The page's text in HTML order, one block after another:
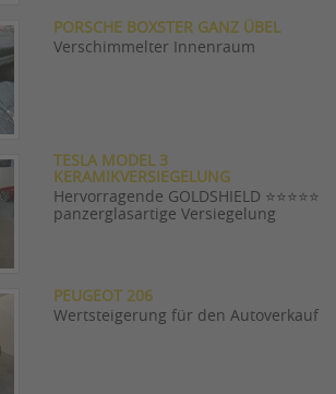
PORSCHE BOXSTER GANZ ÜBEL
Verschimmelter Innenraum
TESLA MODEL 3
KERAMIKVERSIEGELUNG
Hervorragende GOLDSHIELD ⭐⭐⭐⭐⭐
panzerglasartige Versiegelung
PEUGEOT 206
Wertsteigerung für den Autoverkauf